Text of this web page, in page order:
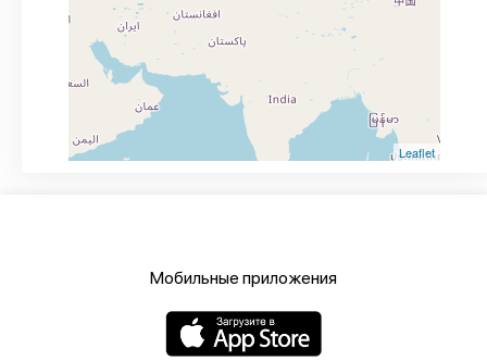
Leaflet
Мобильные приложения